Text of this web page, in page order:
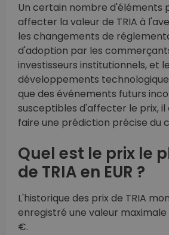
Un certain nombre d'éléments
affecter la valeur de TRIA à
les changements de
d'adoption par les
investisseurs institutionnels, et
développements
que des événements futurs
susceptibles d'affecter le prix, il
faire une prédiction précise du
Quel est le prix le
de TRIA en EUR ?
L'historique des prix de TRIA
enregistré une valeur maximale
€.